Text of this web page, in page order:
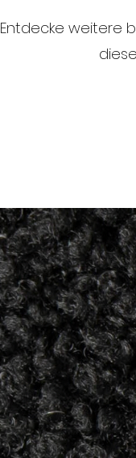
Entdecke weitere